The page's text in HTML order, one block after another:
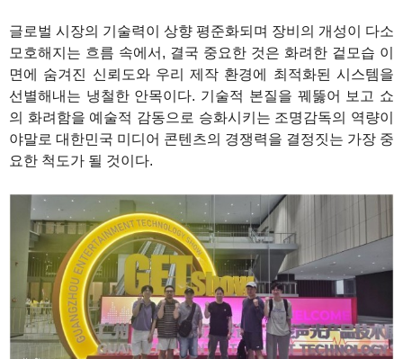
글로벌 시장의 기술력이 상향 평준화되며 장비의 개성이 다소
모호해지는 흐름 속에서, 결국 중요한 것은 화려한 겉모습 이
면에 숨겨진 신뢰도와 우리 제작 환경에 최적화된 시스템을
선별해내는 냉철한 안목이다. 기술적 본질을 꿰뚫어 보고 쇼
의 화려함을 예술적 감동으로 승화시키는 조명감독의 역량이
야말로 대한민국 미디어 콘텐츠의 경쟁력을 결정짓는 가장 중
요한 척도가 될 것이다.